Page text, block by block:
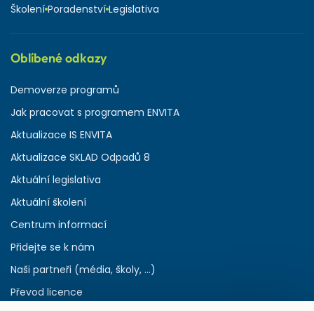
Školení Poradenství Legislativa
Oblíbené odkazy
Demoverze programů
Jak pracovat s programem ENVITA
Aktualizace IS ENVITA
Aktualizace SKLAD Odpadů 8
Aktuální legislativa
Aktuální školení
Centrum informací
Přidejte se k nám
Naši partneři (média, školy, ...)
Převod licence